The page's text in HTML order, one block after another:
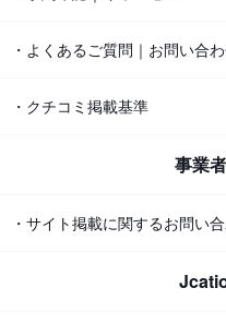
・よくあるご質問｜お問い合
・クチコミ掲載基準
事業
・サイト掲載に関するお問い